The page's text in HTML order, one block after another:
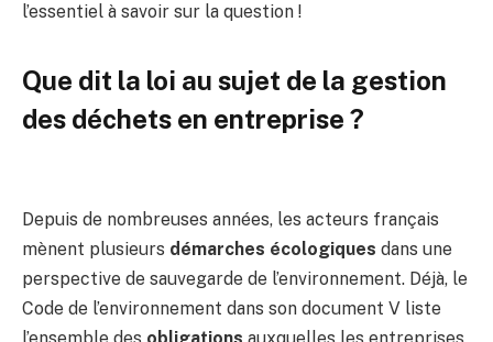
l’essentiel à savoir sur la question !
Que dit la loi au sujet de la gestion
des déchets en entreprise ?
Depuis de nombreuses années, les acteurs français
mènent plusieurs démarches écologiques dans une
perspective de sauvegarde de l’environnement. Déjà, le
Code de l’environnement dans son document V liste